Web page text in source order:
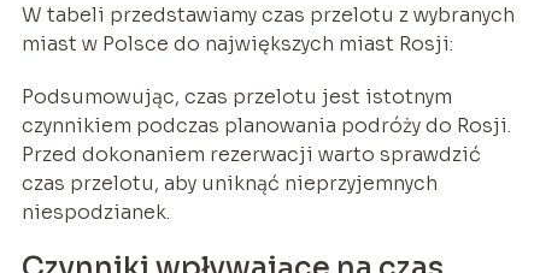
W tabeli przedstawiamy czas przelotu z wybranych
miast w Polsce do największych miast Rosji:
Podsumowując, czas przelotu jest istotnym
czynnikiem podczas planowania podróży do Rosji.
Przed dokonaniem rezerwacji warto sprawdzić
czas przelotu, aby uniknąć nieprzyjemnych
niespodzianek.